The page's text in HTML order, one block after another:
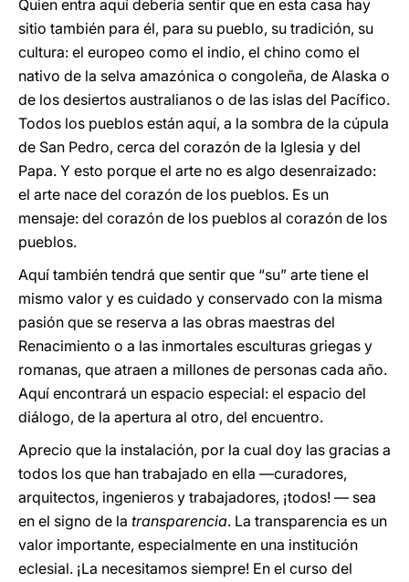
Quien entra aquí debería sentir que en esta casa hay
sitio también para él, para su pueblo, su tradición, su
cultura: el europeo como el indio, el chino como el
nativo de la selva amazónica o congoleña, de Alaska o
de los desiertos australianos o de las islas del Pacífico.
Todos los pueblos están aquí, a la sombra de la cúpula
de San Pedro, cerca del corazón de la Iglesia y del
Papa. Y esto porque el arte no es algo desenraizado:
el arte nace del corazón de los pueblos. Es un
mensaje: del corazón de los pueblos al corazón de los
pueblos.
Aquí también tendrá que sentir que “su” arte tiene el
mismo valor y es cuidado y conservado con la misma
pasión que se reserva a las obras maestras del
Renacimiento o a las inmortales esculturas griegas y
romanas, que atraen a millones de personas cada año.
Aquí encontrará un espacio especial: el espacio del
diálogo, de la apertura al otro, del encuentro.
Aprecio que la instalación, por la cual doy las gracias a
todos los que han trabajado en ella ―curadores,
arquitectos, ingenieros y trabajadores, ¡todos! ― sea
en el signo de la transparencia. La transparencia es un
valor importante, especialmente en una institución
eclesial. ¡La necesitamos siempre! En el curso del